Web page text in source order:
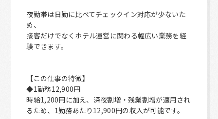
夜勤帯は日勤に比べてチェックイン対応が少ないた
め、
接客だけでなくホテル運営に関わる幅広い業務を経
験できます。
【この仕事の特徴】
◆1勤務12,900円
時給1,200円に加え、深夜割増・残業割増が適用され
るため、1勤務あたり12,900円の収入が可能です。